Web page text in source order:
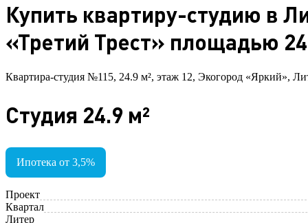
Купить квартиру-студию в
«Третий Трест» площадью
Квартира-студия №115, 24.9 м², этаж 12, Экогород «Яркий»,
Студия 24.9 м²
Ипотека от 3,5%
Проект
Квартал
Литер